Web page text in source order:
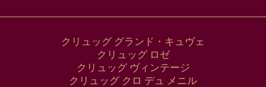
クリュッグ グランド・キュヴェ
クリュッグ ロゼ
クリュッグ ヴィンテージ
クリュッグ クロ デュ メニル